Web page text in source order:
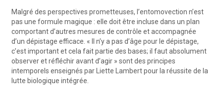
Malgré des perspectives prometteuses, l’entomovection n’est
pas une formule magique : elle doit être incluse dans un plan
comportant d’autres mesures de contrôle et accompagnée
d’un dépistage efficace. « Il n’y a pas d’âge pour le dépistage,
c’est important et cela fait partie des bases; il faut absolument
observer et réfléchir avant d’agir » sont des principes
intemporels enseignés par Liette Lambert pour la réussite de la
lutte biologique intégrée.